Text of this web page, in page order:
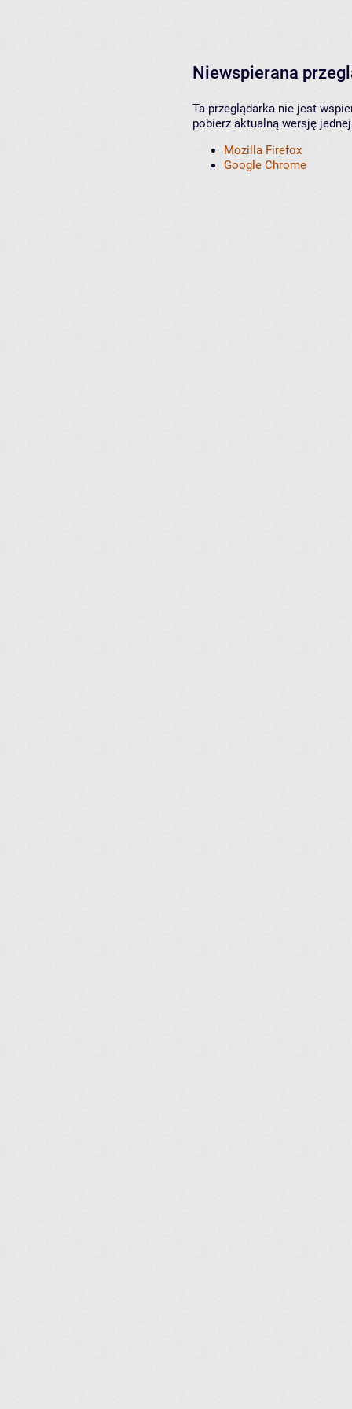
Niewspierana
Ta przeglądarka nie jest
pobierz aktualną wersję
Mozilla Firefox
Google Chrome